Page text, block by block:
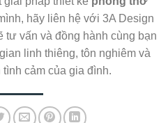
hãy liên hệ với 3A Design
tư vấn và đồng hành cùng bạn
linh thiêng, tôn nghiêm và
cảm của gia đình.